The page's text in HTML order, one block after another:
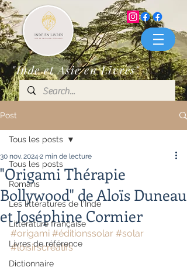
"Inde et Asie en Livres"
Post
Tous les posts
Romans
Les littératures de l'Inde
Littérature française
Livres de référence
Dictionnaire
Tous les posts
"Origami Thérapie
Bollywood" de Aloïs Duneau
et Joséphine Cormier
30 nov. 2024 2 min de lecture
#origami #éditionssolar #solar
#loisirscréatifs